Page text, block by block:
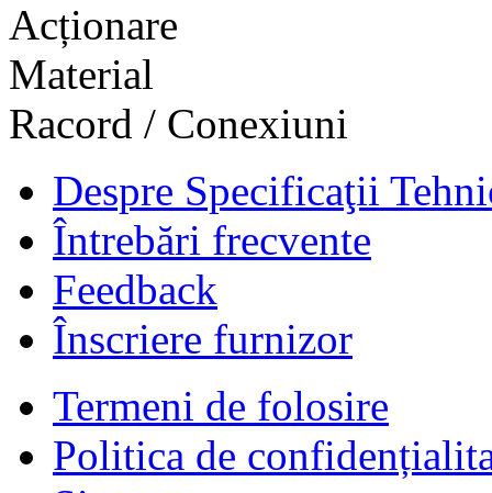
Acționare
Material
Racord / Conexiuni
Despre Specificaţii
Întrebări frecvente
Feedback
Înscriere furnizor
Termeni de folosire
Politica de